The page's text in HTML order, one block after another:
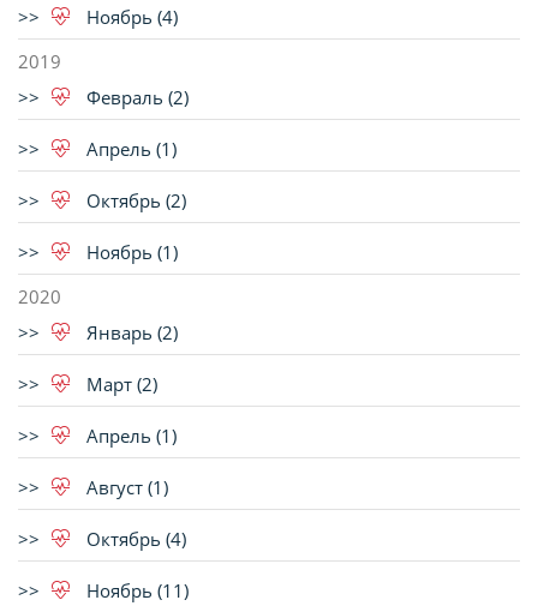
Ноябрь (4)
2019
Февраль (2)
Апрель (1)
Октябрь (2)
Ноябрь (1)
2020
Январь (2)
Март (2)
Апрель (1)
Август (1)
Октябрь (4)
Ноябрь (11)